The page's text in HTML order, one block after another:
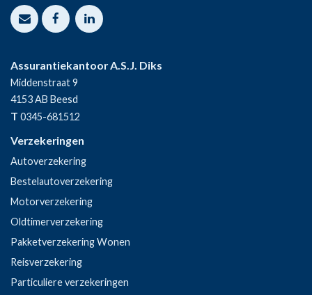
Assurantiekantoor A.S.J. Diks
Middenstraat 9
4153 AB Beesd
T 0345-681512
Verzekeringen
Autoverzekering
Bestelautoverzekering
Motorverzekering
Oldtimerverzekering
Pakketverzekering Wonen
Reisverzekering
Particuliere verzekeringen